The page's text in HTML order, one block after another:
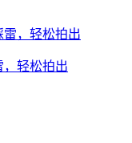
轻松拍出